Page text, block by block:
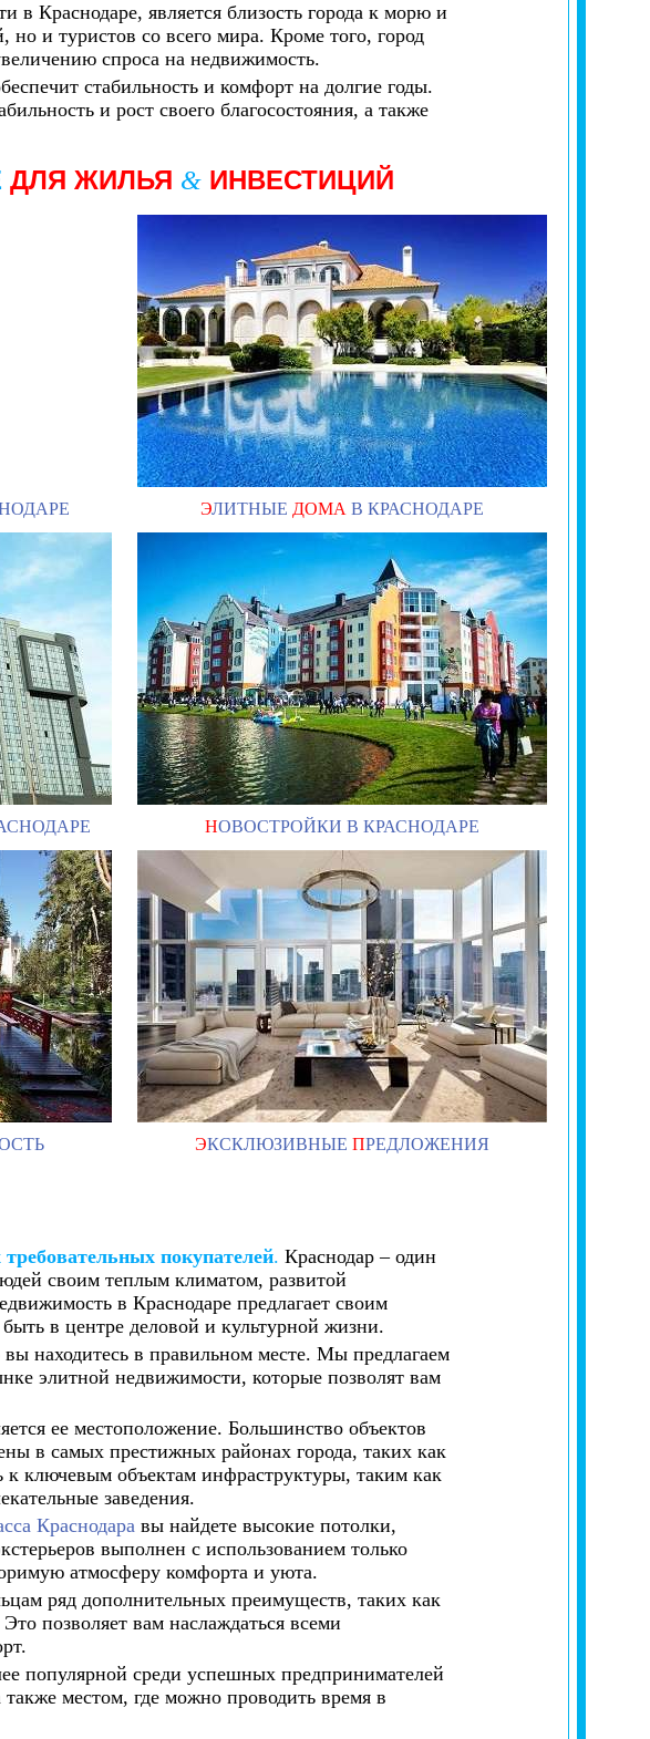
Краснодаре, является близость города к морю и
но и туристов со всего мира. Кроме того, город
спроса на недвижимость.
стабильность и комфорт на долгие годы.
и рост своего благосостояния, а также
ДЛЯ ЖИЛЬЯ & ИНВЕСТИЦИЙ
ЭЛИТНЫЕ ДОМА В КРАСНОДАРЕ
НОВОСТРОЙКИ В КРАСНОДАРЕ
ЭКСКЛЮЗИВНЫЕ ПРЕДЛОЖЕНИЯ
покупателей. Краснодар – один
своим теплым климатом, развитой
в Краснодаре предлагает своим
в центре деловой и культурной жизни.
вы находитесь в правильном месте. Мы предлагаем
элитной недвижимости, которые позволят вам
ее местоположение. Большинство объектов
в самых престижных районах города, таких как
ключевым объектам инфраструктуры, таким как
заведения.
Краснодара вы найдете высокие потолки,
выполнен с использованием только
атмосферу комфорта и уюта.
ряд дополнительных преимуществ, таких как
позволяет вам наслаждаться всеми
популярной среди успешных предпринимателей
местом, где можно проводить время в